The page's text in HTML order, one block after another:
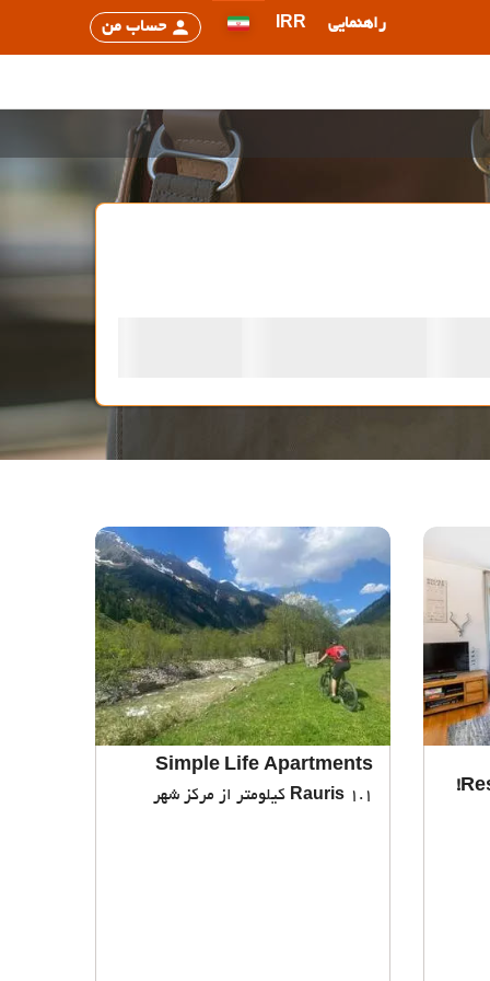
راهنمایی IRR حساب من
Simple Life Apartments
Rauris 1.1 کیلومتر از مرکز شهر